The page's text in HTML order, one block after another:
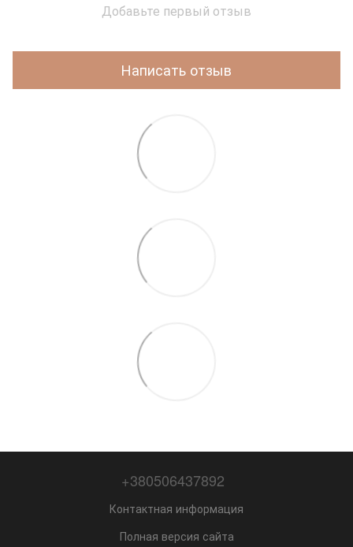
Добавьте первый отзыв
Написать отзыв
+380506437892
Контактная информация
Полная версия сайта